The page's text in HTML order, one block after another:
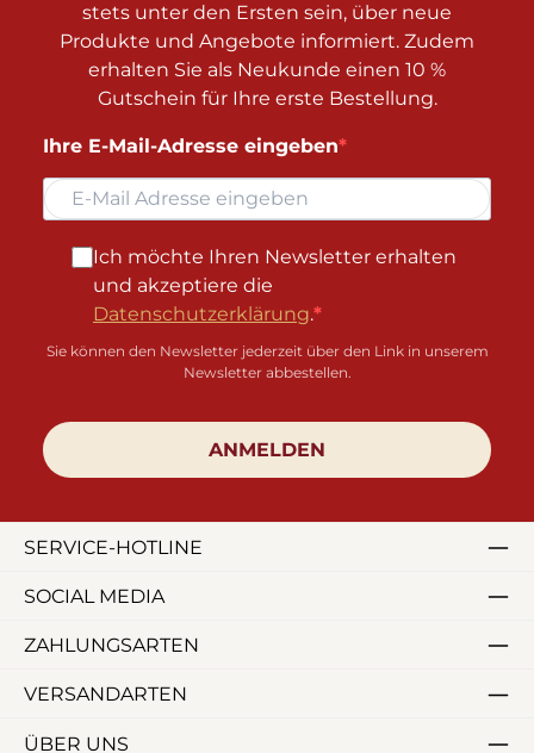
stets unter den Ersten sein, über neue
Produkte und Angebote informiert. Zudem
erhalten Sie als Neukunde einen 10 %
Gutschein für Ihre erste Bestellung.
Ihre E-Mail-Adresse eingeben
Ich möchte Ihren Newsletter erhalten
und akzeptiere die
Datenschutzerklärung.
Sie können den Newsletter jederzeit über den Link in unserem
Newsletter abbestellen.
ANMELDEN
SERVICE-HOTLINE
SOCIAL MEDIA
ZAHLUNGSARTEN
VERSANDARTEN
ÜBER UNS